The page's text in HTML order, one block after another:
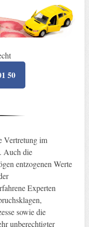
50
Vertretung im
Auch die
entzogenen Werte
Experten
sowie die
unberechtigter